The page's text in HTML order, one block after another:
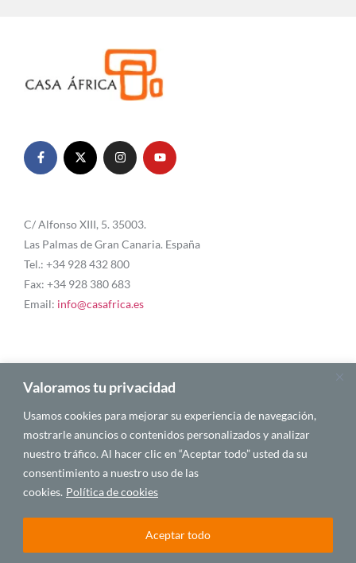
Valoramos tu privacidad
Usamos cookies para mejorar su experiencia de navegación,
mostrarle anuncios o contenidos personalizados y analizar
nuestro tráfico. Al hacer clic en “Aceptar todo” usted da su
consentimiento a nuestro uso de las
cookies. Política de cookies
Aceptar todo
C/ Alfonso XIII, 5. 35003.
Las Palmas de Gran Canaria. España
Tel.: +34 928 432 800
Fax: +34 928 380 683
Email: info@casafrica.es
Blog
Quiénes somos
Autores
Español